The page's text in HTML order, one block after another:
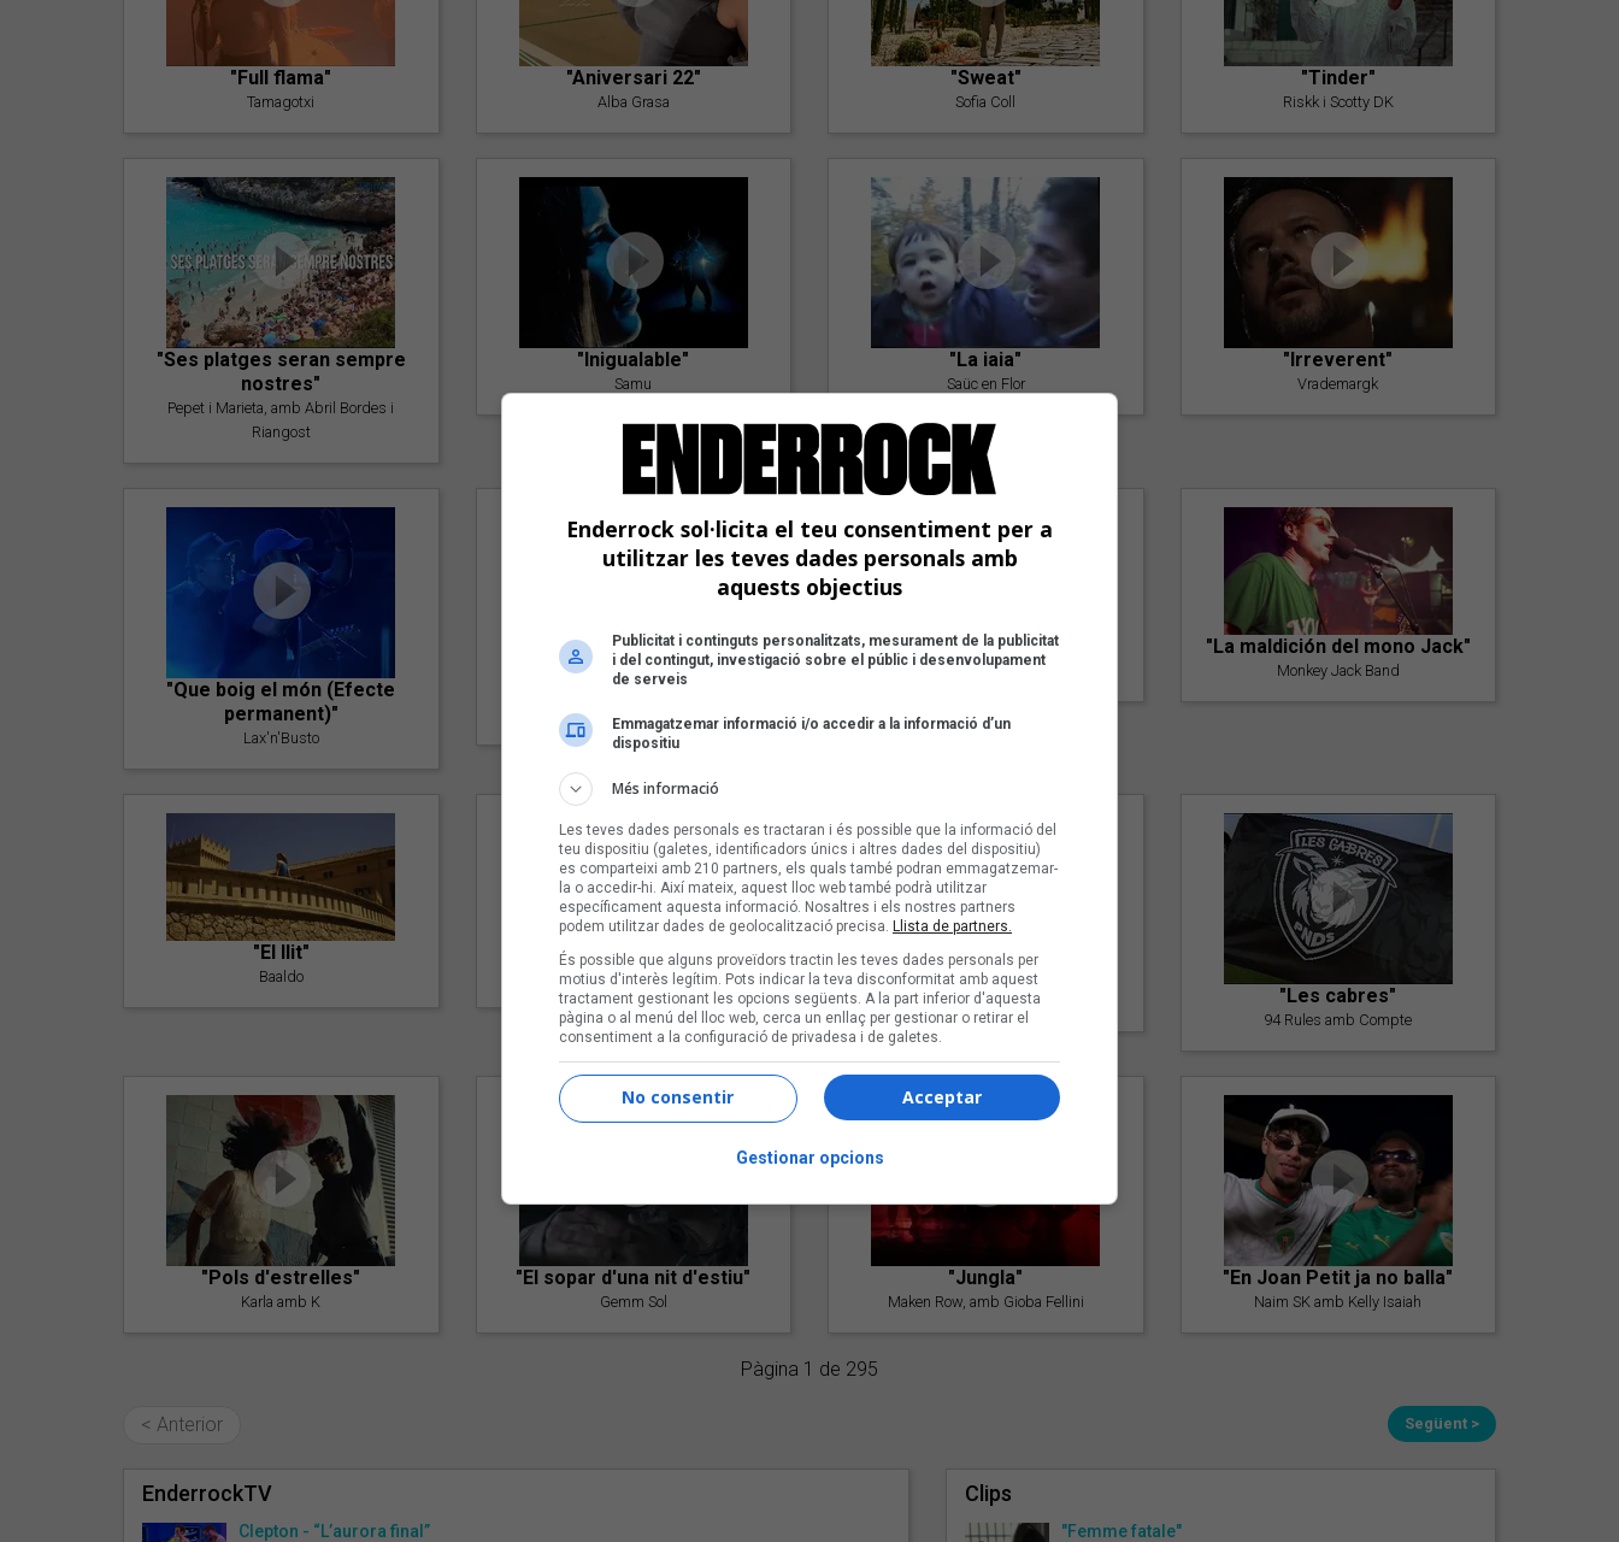
"Full flama"
Tamagotxi
"Aniversari 22"
Alba Grasa
"Sweat"
Sofia Coll
"Tinder"
Riskk i Scotty DK
"Ses platges seran sempre
nostres"
Pepet i Marieta, amb Abril Bordes i
Riangost
"Inigualable"
Samu
"La iaia"
Saüc en Flor
"Irreverent"
Vrademargk
"Que boig el món (Efecte
permanent)"
Lax'n'Busto
"Amb tu"
"Postlude To A Kiss"
Goran Levi
"La maldición del mono Jack"
Monkey Jack Band
"El llit"
Baaldo
"Lo bueno y lo malo"
Carmen y María
"Posidònia"
Pep Álvarez amb Joan Muntaner
(Xanguito)
"Les cabres"
94 Rules amb Compte
"Pols d'estrelles"
Karla amb K
"El sopar d'una nit d'estiu"
Gemm Sol
"Jungla"
Maken Row, amb Gioba Fellini
"En Joan Petit ja no balla"
Naim SK amb Kelly Isaiah
Pàgina 1 de 295
< Anterior Següent >
EnderrockTV
Clepton - “L’aurora final”
Clips
"Femme fatale"
Enderrock sol·licita el teu consentiment per a
utilitzar les teves dades personals amb
aquests objectius
Publicitat i continguts personalitzats, mesurament de la publicitat
i del contingut, investigació sobre el públic i desenvolupament
de serveis
Emmagatzemar informació i/o accedir a la informació d’un
dispositiu
Més informació
Les teves dades personals es tractaran i és possible que la informació del
teu dispositiu (galetes, identificadors únics i altres dades del dispositiu)
es comparteixi amb 210 partners, els quals també podran emmagatzemar-
la o accedir-hi. Així mateix, aquest lloc web també podrà utilitzar
específicament aquesta informació. Nosaltres i els nostres partners
podem utilitzar dades de geolocalització precisa. Llista de partners.
És possible que alguns proveïdors tractin les teves dades personals per
motius d'interès legítim. Pots indicar la teva disconformitat amb aquest
tractament gestionant les opcions següents. A la part inferior d'aquesta
pàgina o al menú del lloc web, cerca un enllaç per gestionar o retirar el
consentiment a la configuració de privadesa i de galetes.
Acceptar
No consentir
Gestionar opcions